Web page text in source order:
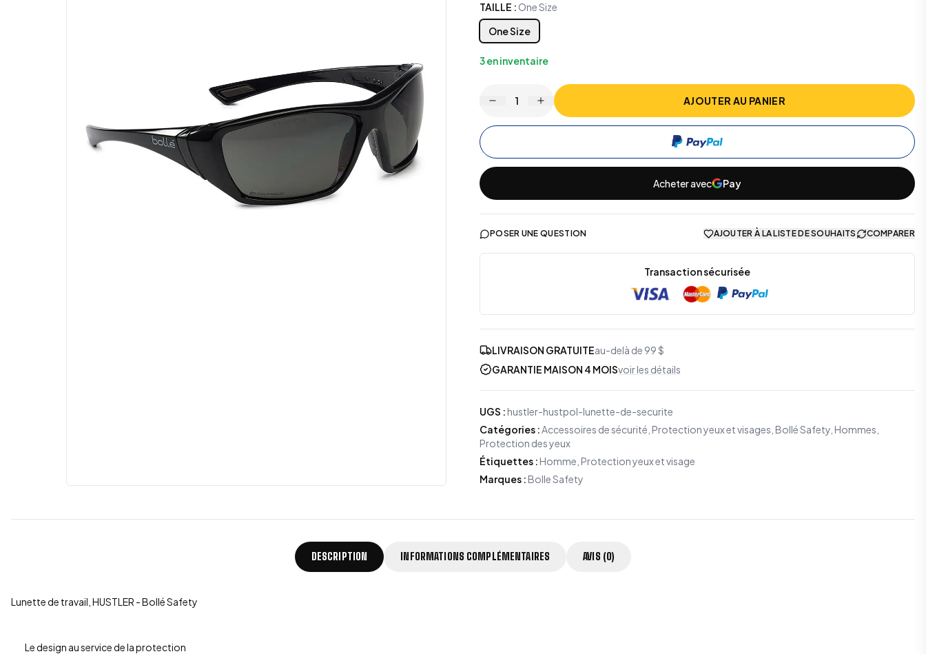
TAILLE : One Size
One Size
3en inventaire
1 AJOUTER AU PANIER
Acheter avec Pay
POSER UNE QUESTION AJOUTER À LA LISTE DE SOUHAITS COMPARER
Transaction sécurisée
LIVRAISON GRATUITEau-delà de 99 $
GARANTIE MAISON 4 MOISvoir les détails
UGS : hustler-hustpol-lunette-de-securite
Catégories :Accessoires de sécurité Protection yeux et visages Bollé Safety Hommes
Protection des yeux
Étiquettes : Homme, Protection yeux et visage
Marques : Bolle Safety
DESCRIPTION INFORMATIONS COMPLÉMENTAIRES AVIS (0)
Lunette de travail, HUSTLER - Bollé Safety
Le design au service de la protection